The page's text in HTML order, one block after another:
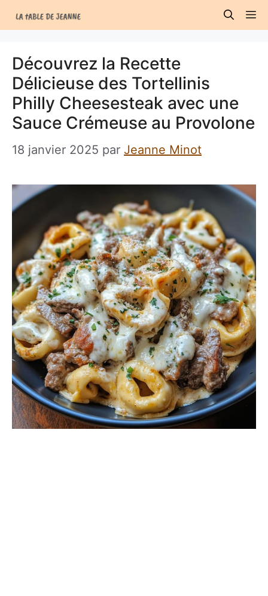
au
Découvrez la Recette
Délicieuse des Tortellinis
Philly Cheesesteak avec une
Sauce Crémeuse au Provolone
18 janvier 2025 par Jeanne Minot